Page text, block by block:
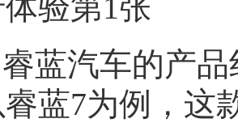
睿蓝汽车的产
睿蓝7为例，这